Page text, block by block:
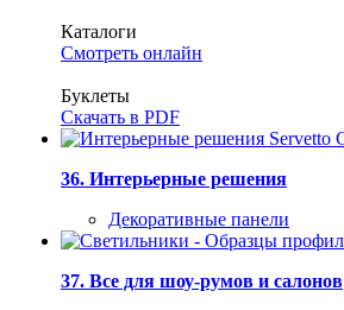
Каталоги
Смотреть онлайн
Буклеты
Скачать в PDF
36. Интерьерные решения
Декоративные панели
37. Все для шоу-румов и салонов